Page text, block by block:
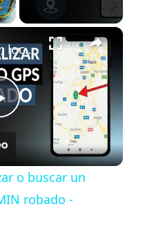
×
Cómo rastrear, localizar o buscar un dispositivo GPS GARMIN robado - Fácilmente
o buscar un
robado -